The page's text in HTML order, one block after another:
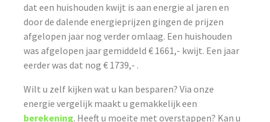
dat een huishouden kwijt is aan energie al jaren en
door de dalende energieprijzen gingen de prijzen
afgelopen jaar nog verder omlaag. Een huishouden
was afgelopen jaar gemiddeld € 1661,- kwijt. Een jaar
eerder was dat nog € 1739,- .
Wilt u zelf kijken wat u kan besparen? Via onze
energie vergelijk maakt u gemakkelijk een
berekening. Heeft u moeite met overstappen? Kan u